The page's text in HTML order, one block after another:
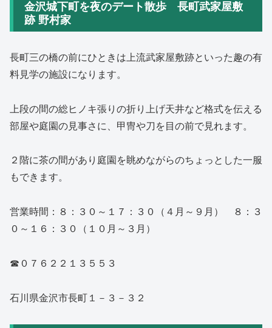
金沢城下町を夜のデート散歩 長町武家屋敷
跡 野村家
長町三の橋の前にひときは上流武家屋敷跡といった趣の有
料見学の施設になります。
上段の間の総ヒノキ張りの折り上げ天井など格式を伝える
部屋や庭園の見事さに、甲冑や刀を目の前で見れます。
２階に茶の間があり庭園を眺めながらのちょっとした一服
もできます。
営業時間：８：３０～１７：３０（４月～９月） ８：３
０～１６：３０（１０月～３月）
☎０７６２２１３５５３
石川県金沢市長町１－３－３２